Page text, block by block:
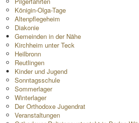
Königin-Olga-Tage
Altenpflegeheim
Diakonie
Gemeinden in der Nähe
Kirchheim unter Teck
Heilbronn
Reutlingen
Kinder und Jugend
Sonntagsschule
Sommerlager
Winterlager
Der Orthodoxe Jugendrat
Veranstaltungen